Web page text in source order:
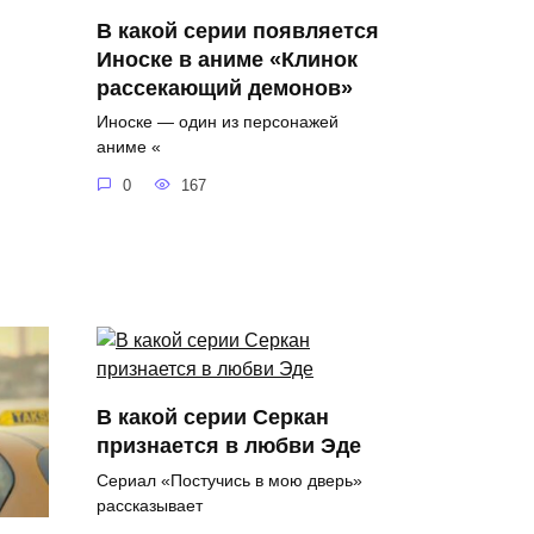
В какой серии появляется
Иноске в аниме «Клинок
рассекающий демонов»
Иноске — один из персонажей
аниме «
0 167
В какой серии Серкан
признается в любви Эде
Сериал «Постучись в мою дверь»
рассказывает